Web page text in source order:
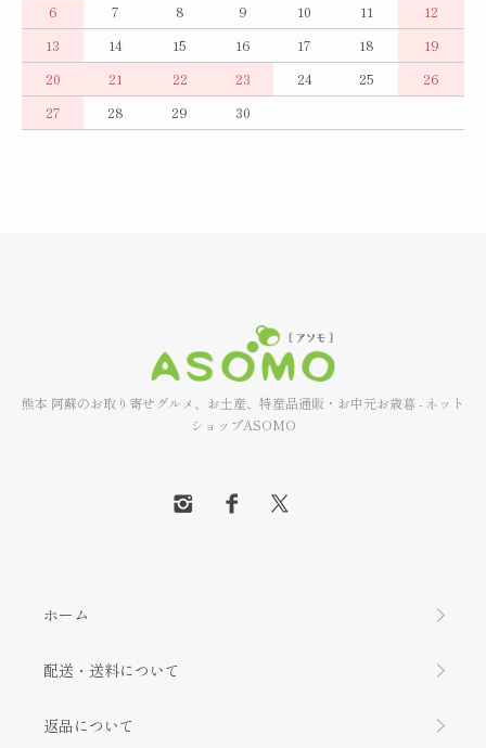
6
7 8 9 10 11
12
13
14 15 16 17 18
19
20
21 22 23 24 25
26
27
28 29 30
熊本 阿蘇のお取り寄せグルメ、お土産、特産品通販・お中元お歳暮 - ネット
ショップASOMO
ホーム
配送・送料について
返品について